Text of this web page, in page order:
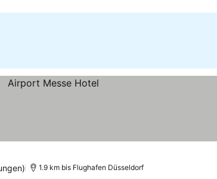
1.9 km bis Flughafen Düsseldorf